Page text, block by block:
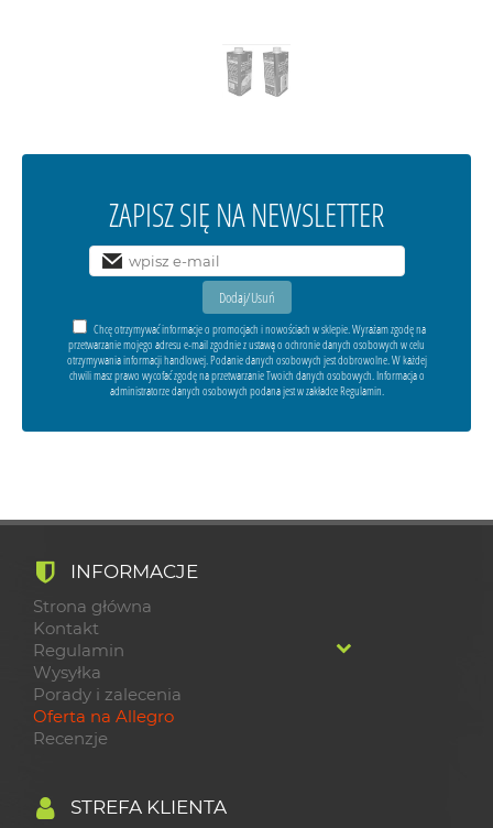
ZAPISZ SIĘ NA NEWSLETTER
Chcę otrzymywać informacje o promocjach i nowościach w sklepie. Wyrażam zgodę na
przetwarzanie mojego adresu e-mail zgodnie z ustawą o ochronie danych osobowych w celu
otrzymywania informacji handlowej. Podanie danych osobowych jest dobrowolne. W każdej
chwili masz prawo wycofać zgodę na przetwarzanie Twoich danych osobowych. Informacja o
administratorze danych osobowych podana jest w zakładce Regulamin.
INFORMACJE
Strona główna
Kontakt
Regulamin
Wysyłka
Porady i zalecenia
Oferta na Allegro
Recenzje
STREFA KLIENTA